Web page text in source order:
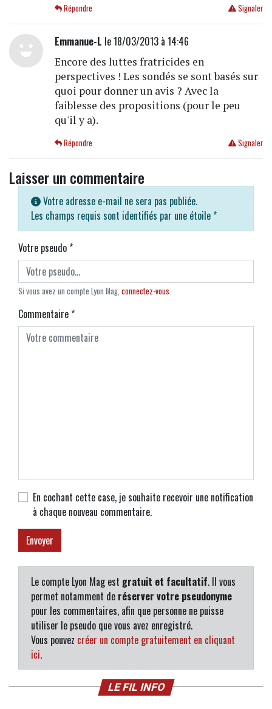
Signaler
Répondre
Emmanue-L le 18/03/2013 à 14:46
Encore des luttes fratricides en
perspectives ! Les sondés se sont basés sur
quoi pour donner un avis ? Avec la
faiblesse des propositions (pour le peu
qu'il y a).
Signaler
Répondre
Laisser un commentaire
Votre adresse e-mail ne sera pas publiée.
Les champs requis sont identifiés par une étoile *
Votre pseudo*
Si vous avez un compte Lyon Mag, connectez-vous
Commentaire*
En cochant cette case, je souhaite recevoir une notification
à chaque nouveau commentaire.
Le compte Lyon Mag est gratuit et facultatif. Il vous
permet notamment de réserver votre pseudonyme
pour les commentaires, afin que personne ne puisse
utiliser le pseudo que vous avez enregistré.
Vous pouvez créer un compte gratuitement en cliquant
ici.
LE FIL INFO